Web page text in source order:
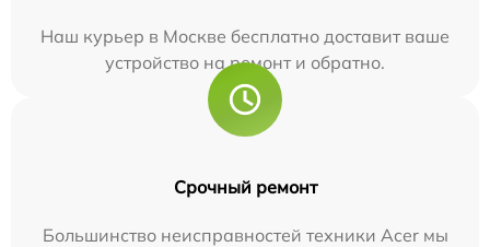
Наш курьер в Москве бесплатно доставит ваше
устройство на ремонт и обратно.
Срочный ремонт
Большинство неисправностей техники Acer мы